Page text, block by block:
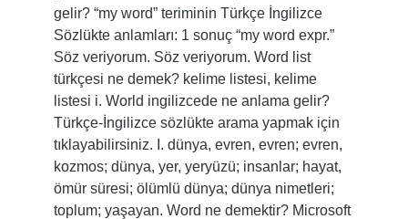
gelir? “my word” teriminin Türkçe İngilizce
Sözlükte anlamları: 1 sonuç “my word expr.”
Söz veriyorum. Söz veriyorum. Word list
türkçesi ne demek? kelime listesi, kelime
listesi i. World ingilizcede ne anlama gelir?
Türkçe-İngilizce sözlükte arama yapmak için
tıklayabilirsiniz. I. dünya, evren, evren; evren,
kozmos; dünya, yer, yeryüzü; insanlar; hayat,
ömür süresi; ölümlü dünya; dünya nimetleri;
toplum; yaşayan. Word ne demektir? Microsoft